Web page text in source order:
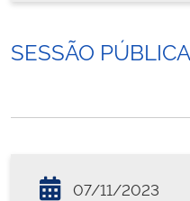
SESSÃO
07/11/2023